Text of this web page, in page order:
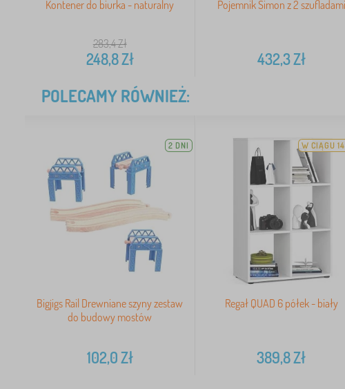
Kontener do biurka - naturalny
283,4Zł
248,8Zł
Pojemnik Simon z 2 szufladami
432,3Zł
POLECAMY RÓWNIEŻ:
2 DNI
Bigjigs Rail Drewniane szyny zestaw
do budowy mostów
102,0Zł
W CIĄGU
Regał QUAD 6 półek - biały
389,8Zł